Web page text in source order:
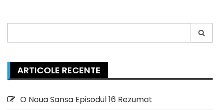
for:
ARTICOLE RECENTE
O Noua Sansa Episodul 16 Rezumat